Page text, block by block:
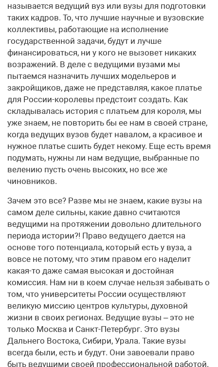
называется ведущий вуз или вузы для подготовки
таких кадров. То, что лучшие научные и вузовские
коллективы, работающие на исполнение
государственной задачи, будут и лучше
финансироваться, ни у кого не вызовет никаких
возражений. В деле с ведущими вузами мы
пытаемся назначить лучших модельеров и
закройщиков, даже не представляя, какое платье
для России-королевы предстоит создать. Как
складывалась история с платьем для короля, мы
уже знаем, не повторить бы ее нам в своей стране,
когда ведущих вузов будет навалом, а красивое и
нужное платье сшить будет некому. Еще есть время
подумать, нужны ли нам ведущие, выбранные по
велению пусть очень высоких, но все же
чиновников.
Зачем это все? Разве мы не знаем, какие вузы на
самом деле сильны, какие давно считаются
ведущими на протяжении довольно длительного
периода истории?! Право ведущего дается на
основе того потенциала, который есть у вуза, а
вовсе не потому, что этим правом его наделит
какая-то даже самая высокая и достойная
комиссия. Нам ни в коем случае нельзя забывать о
том, что университеты России осуществляют
великую миссию центров культуры, духовной
жизни в своих регионах. Ведущие вузы – это не
только Москва и Санкт-Петербург. Это вузы
Дальнего Востока, Сибири, Урала. Такие вузы
всегда были, есть и будут. Они завоевали право
быть ведущими своей профессиональной работой.